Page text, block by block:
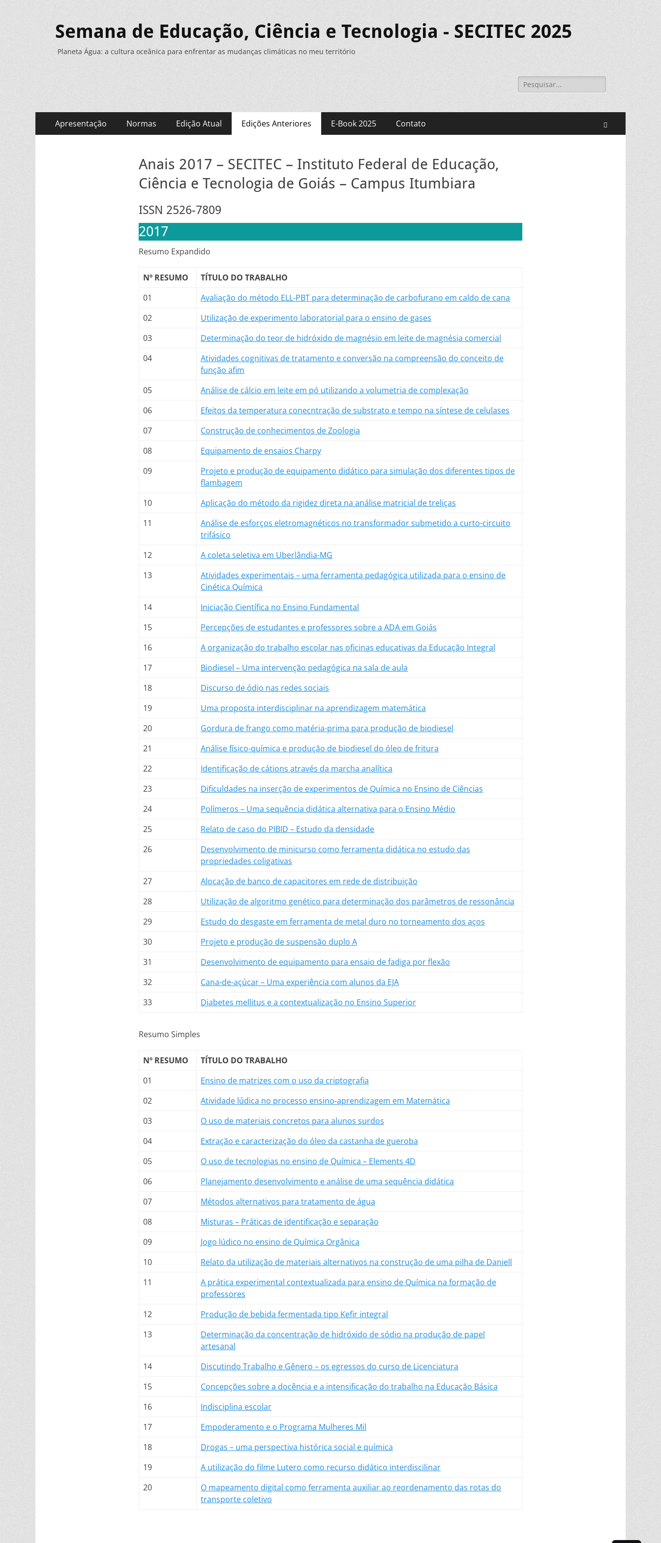
Semana de Educação, Ciência e Tecnologia - SECITEC 2025
Planeta Água: a cultura oceânica para enfrentar as mudanças climáticas no meu território
Pesquisar
por:
Menu
principal
para
Apresentação Normas Edição Atual Edições Anteriores E-Book 2025 Contato
Anais 2017 – SECITEC – Instituto Federal de Educação,
Ciência e Tecnologia de Goiás – Campus Itumbiara
ISSN 2526-7809
2017
Resumo Expandido
Nº RESUMO
TÍTULO DO TRABALHO
01
Avaliação do método ELL-PBT para determinação de carbofurano em caldo de cana
02
Utilização de experimento laboratorial para o ensino de gases
03
Determinação do teor de hidróxido de magnésio em leite de magnésia comercial
04
Atividades cognitivas de tratamento e conversão na compreensão do conceito de
função afim
05
Análise de cálcio em leite em pó utilizando a volumetria de complexação
06
Efeitos da temperatura conecntração de substrato e tempo na síntese de celulases
07
Construção de conhecimentos de Zoologia
08
Equipamento de ensaios Charpy
09
Projeto e produção de equipamento didático para simulação dos diferentes tipos de
flambagem
10
Aplicação do método da rigidez direta na análise matricial de treliças
11
Análise de esforços eletromagnéticos no transformador submetido a curto-circuito
trifásico
12
A coleta seletiva em Uberlândia-MG
13
Atividades experimentais – uma ferramenta pedagógica utilizada para o ensino de
Cinética Química
14
Iniciação Científica no Ensino Fundamental
15
Percepções de estudantes e professores sobre a ADA em Goiás
16
A organização do trabalho escolar nas oficinas educativas da Educação Integral
17
Biodiesel – Uma intervenção pedagógica na sala de aula
18
Discurso de ódio nas redes sociais
19
Uma proposta interdisciplinar na aprendizagem matemática
20
Gordura de frango como matéria-prima para produção de biodiesel
21
Análise físico-química e produção de biodiesel do óleo de fritura
22
Identificação de cátions através da marcha analítica
23
Dificuldades na inserção de experimentos de Química no Ensino de Ciências
24
Polímeros – Uma sequência didática alternativa para o Ensino Médio
25
Relato de caso do PIBID – Estudo da densidade
26
Desenvolvimento de minicurso como ferramenta didática no estudo das
propriedades coligativas
27
Alocação de banco de capacitores em rede de distribuição
28
Utilização de algoritmo genético para determinação dos parâmetros de ressonância
29
Estudo do desgaste em ferramenta de metal duro no torneamento dos aços
30
Projeto e produção de suspensão duplo A
31
Desenvolvimento de equipamento para ensaio de fadiga por flexão
32
Cana-de-açúcar – Uma experiência com alunos da EJA
33
Diabetes mellitus e a contextualização no Ensino Superior
Resumo Simples
Nº RESUMO
TÍTULO DO TRABALHO
01
Ensino de matrizes com o uso da criptografia
02
Atividade lúdica no processo ensino-aprendizagem em Matemática
03
O uso de materiais concretos para alunos surdos
04
Extração e caracterização do óleo da castanha de gueroba
05
O uso de tecnologias no ensino de Química – Elements 4D
06
Planejamento desenvolvimento e análise de uma sequência didática
07
Métodos alternativos para tratamento de água
08
Misturas – Práticas de identificação e separação
09
Jogo lúdico no ensino de Química Orgânica
10
Relato da utilização de materiais alternativos na construção de uma pilha de Daniell
11
A prática experimental contextualizada para ensino de Química na formação de
professores
12
Produção de bebida fermentada tipo Kefir integral
13
Determinação da concentração de hidróxido de sódio na produção de papel
artesanal
14
Discutindo Trabalho e Gênero – os egressos do curso de Licenciatura
15
Concepções sobre a docência e a intensificação do trabalho na Educação Básica
16
Indisciplina escolar
17
Empoderamento e o Programa Mulheres Mil
18
Drogas – uma perspectiva histórica social e química
19
A utilização do filme Lutero como recurso didático interdiscilinar
20
O mapeamento digital como ferramenta auxiliar ao reordenamento das rotas do
transporte coletivo